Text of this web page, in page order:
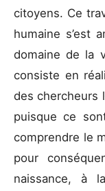
citoyens. Ce
humaine s’est
domaine de la
consiste en
des chercheurs
puisque ce
comprendre le
pour
naissance, à